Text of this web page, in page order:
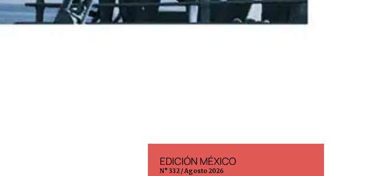
EDICIÓN MÉXICO
N° 332 / Agosto 2026